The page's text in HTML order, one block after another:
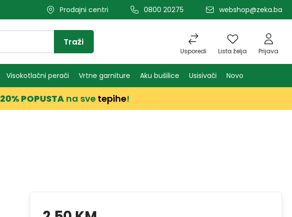
Prodajni centri 0800 20275 webshop@zeka.ba
Usporedi Lista želja Prijava
Traži
Visokotlačni perači Vrtne garniture Aku bušilice Usisivači Novo
20% POPUSTA na sve tepihe!